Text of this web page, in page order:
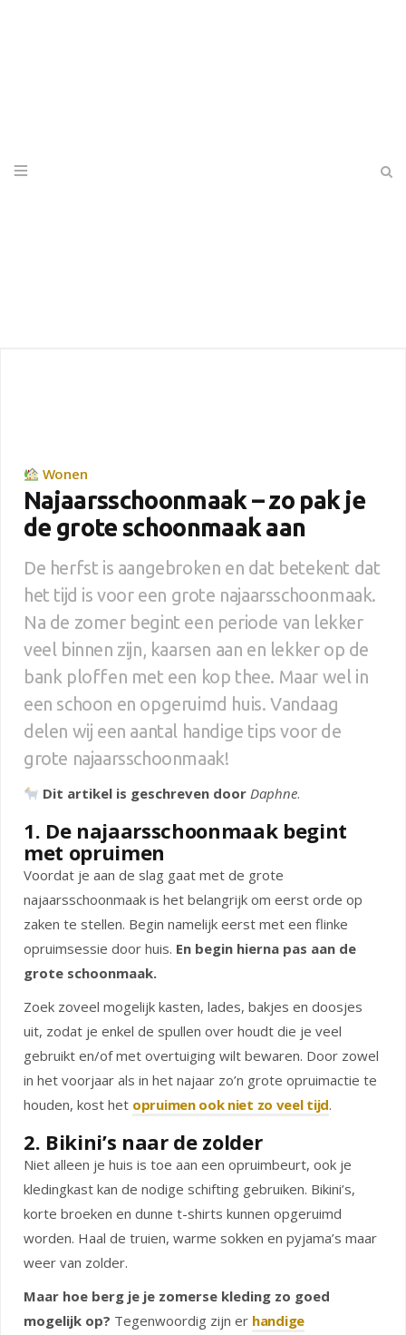
Wonen
Najaarsschoonmaak – zo pak je
de grote schoonmaak aan
De herfst is aangebroken en dat betekent dat
het tijd is voor een grote najaarsschoonmaak.
Na de zomer begint een periode van lekker
veel binnen zijn, kaarsen aan en lekker op de
bank ploffen met een kop thee. Maar wel in
een schoon en opgeruimd huis. Vandaag
delen wij een aantal handige tips voor de
grote najaarsschoonmaak!
Dit artikel is geschreven door Daphne.
1. De najaarsschoonmaak begint
met opruimen
Voordat je aan de slag gaat met de grote
najaarsschoonmaak is het belangrijk om eerst orde op
zaken te stellen. Begin namelijk eerst met een flinke
opruimsessie door huis. En begin hierna pas aan de
grote schoonmaak.
Zoek zoveel mogelijk kasten, lades, bakjes en doosjes
uit, zodat je enkel de spullen over houdt die je veel
gebruikt en/of met overtuiging wilt bewaren. Door zowel
in het voorjaar als in het najaar zo’n grote opruimactie te
houden, kost het opruimen ook niet zo veel tijd.
2. Bikini’s naar de zolder
Niet alleen je huis is toe aan een opruimbeurt, ook je
kledingkast kan de nodige schifting gebruiken. Bikini’s,
korte broeken en dunne t-shirts kunnen opgeruimd
worden. Haal de truien, warme sokken en pyjama’s maar
weer van zolder.
Maar hoe berg je je zomerse kleding zo goed
mogelijk op? Tegenwoordig zijn er handige